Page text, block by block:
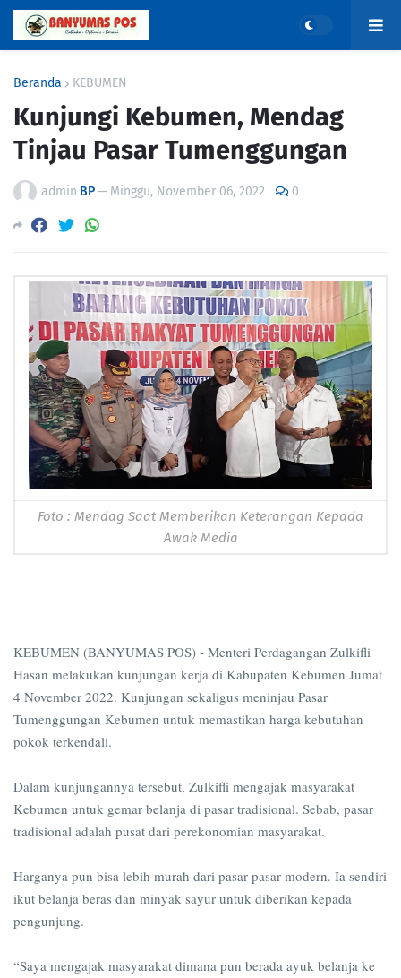
Beranda KEBUMEN
Kunjungi Kebumen, Mendag
Tinjau Pasar Tumenggungan
admin BP— Minggu, November 06, 2022 0
Foto : Mendag Saat Memberikan Keterangan Kepada
Awak Media
KEBUMEN (BANYUMAS POS) - Menteri Perdagangan Zulkifli
Hasan melakukan kunjungan kerja di Kabupaten Kebumen Jumat
4 November 2022. Kunjungan sekaligus meninjau Pasar
Tumenggungan Kebumen untuk memastikan harga kebutuhan
pokok terkendali.
Dalam kunjungannya tersebut, Zulkifli mengajak masyarakat
Kebumen untuk gemar belanja di pasar tradisional. Sebab, pasar
tradisional adalah pusat dari perekonomian masyarakat.
Harganya pun bisa lebih murah dari pasar-pasar modern. Ia sendiri
ikut belanja beras dan minyak sayur untuk diberikan kepada
pengunjung.
“Saya mengajak masyarakat dimana pun berada ayuk belanja ke